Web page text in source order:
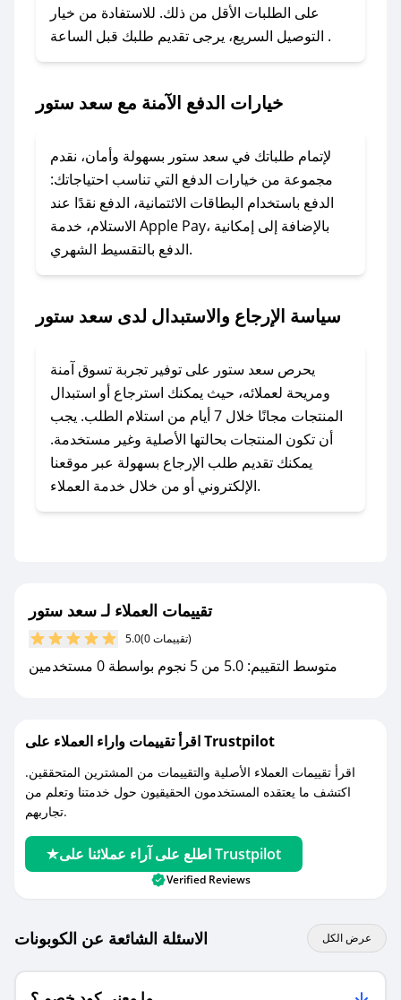
### كيفية استخدام كود خصم سعد ستور؟
1. انسخ كود الخصم من تطبيق صحصح.
2. الصقه في خانة الدفع عند التسوق من سعد ستور.
### ماذا أفعل إذا لم يعمل كود الخصم؟
الرسائل الخاصة على تويتر أو البريد الإلكتروني،
وسنقوم بحل المشكلة في أسرع وقت ممكن.
### ماذا أفعل إذا لم أجد كود خصم لمتجري
المفضل؟
في حال عدم توفر كوبونات لمتجرك المفضل، يمكنك
أسرع وقت ممكن.
### كيف تحصل على كوبونات خصم حصرية من
سعد ستور؟
للحصول على كوبونات وخصومات حصرية، قم بما
يلي:
- اضغط على أيقونة متابعة لمتجر سعد ستور في
تطبيق صحصح.
مع صحصح، تسوق بذكاء ووفّر على كل مشترياتك مع
على الطلبات الأقل من ذلك. للاستفادة من خيار
التوصيل السريع، يرجى تقديم طلبك قبل الساعة .
خيارات الدفع الآمنة مع سعد ستور
لإتمام طلباتك في سعد ستور بسهولة وأمان، نقدم
مجموعة من خيارات الدفع التي تناسب احتياجاتك:
الدفع باستخدام البطاقات الائتمانية، الدفع نقدًا عند
الاستلام، خدمة Apple Pay، بالإضافة إلى إمكانية
الدفع بالتقسيط الشهري.
سياسة الإرجاع والاستبدال لدى سعد ستور
يحرص سعد ستور على توفير تجربة تسوق آمنة
ومريحة لعملائه، حيث يمكنك استرجاع أو استبدال
المنتجات مجانًا خلال 7 أيام من استلام الطلب. يجب
أن تكون المنتجات بحالتها الأصلية وغير مستخدمة.
يمكنك تقديم طلب الإرجاع بسهولة عبر موقعنا
الإلكتروني أو من خلال خدمة العملاء.
تقييمات العملاء لـ سعد ستور
5.0 (0 تقييمات)
متوسط التقييم: 5.0 من 5 نجوم بواسطة 0 مستخدمين
اقرأ تقييمات واراء العملاء على Trustpilot
اقرأ تقييمات العملاء الأصلية والتقييمات من المشترين المتحققين.
اكتشف ما يعتقده المستخدمون الحقيقيون حول خدمتنا وتعلم من
تجاربهم.
اطلع على آراء عملائنا على Trustpilot
Verified Reviews
الاسئلة الشائعة عن الكوبونات عرض الكل